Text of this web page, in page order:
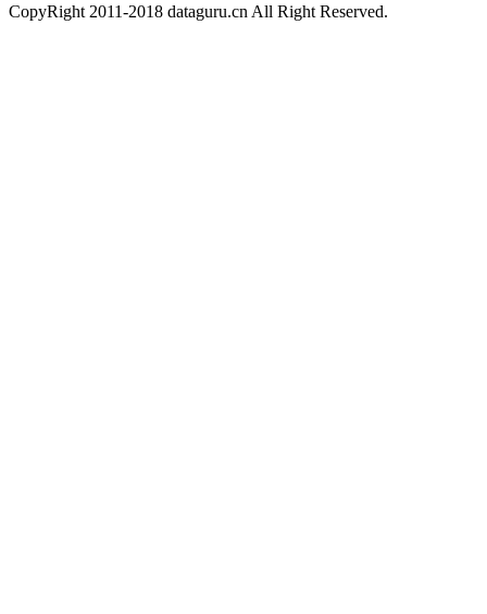
CopyRight 2011-2018 dataguru.cn All Right Reserved.